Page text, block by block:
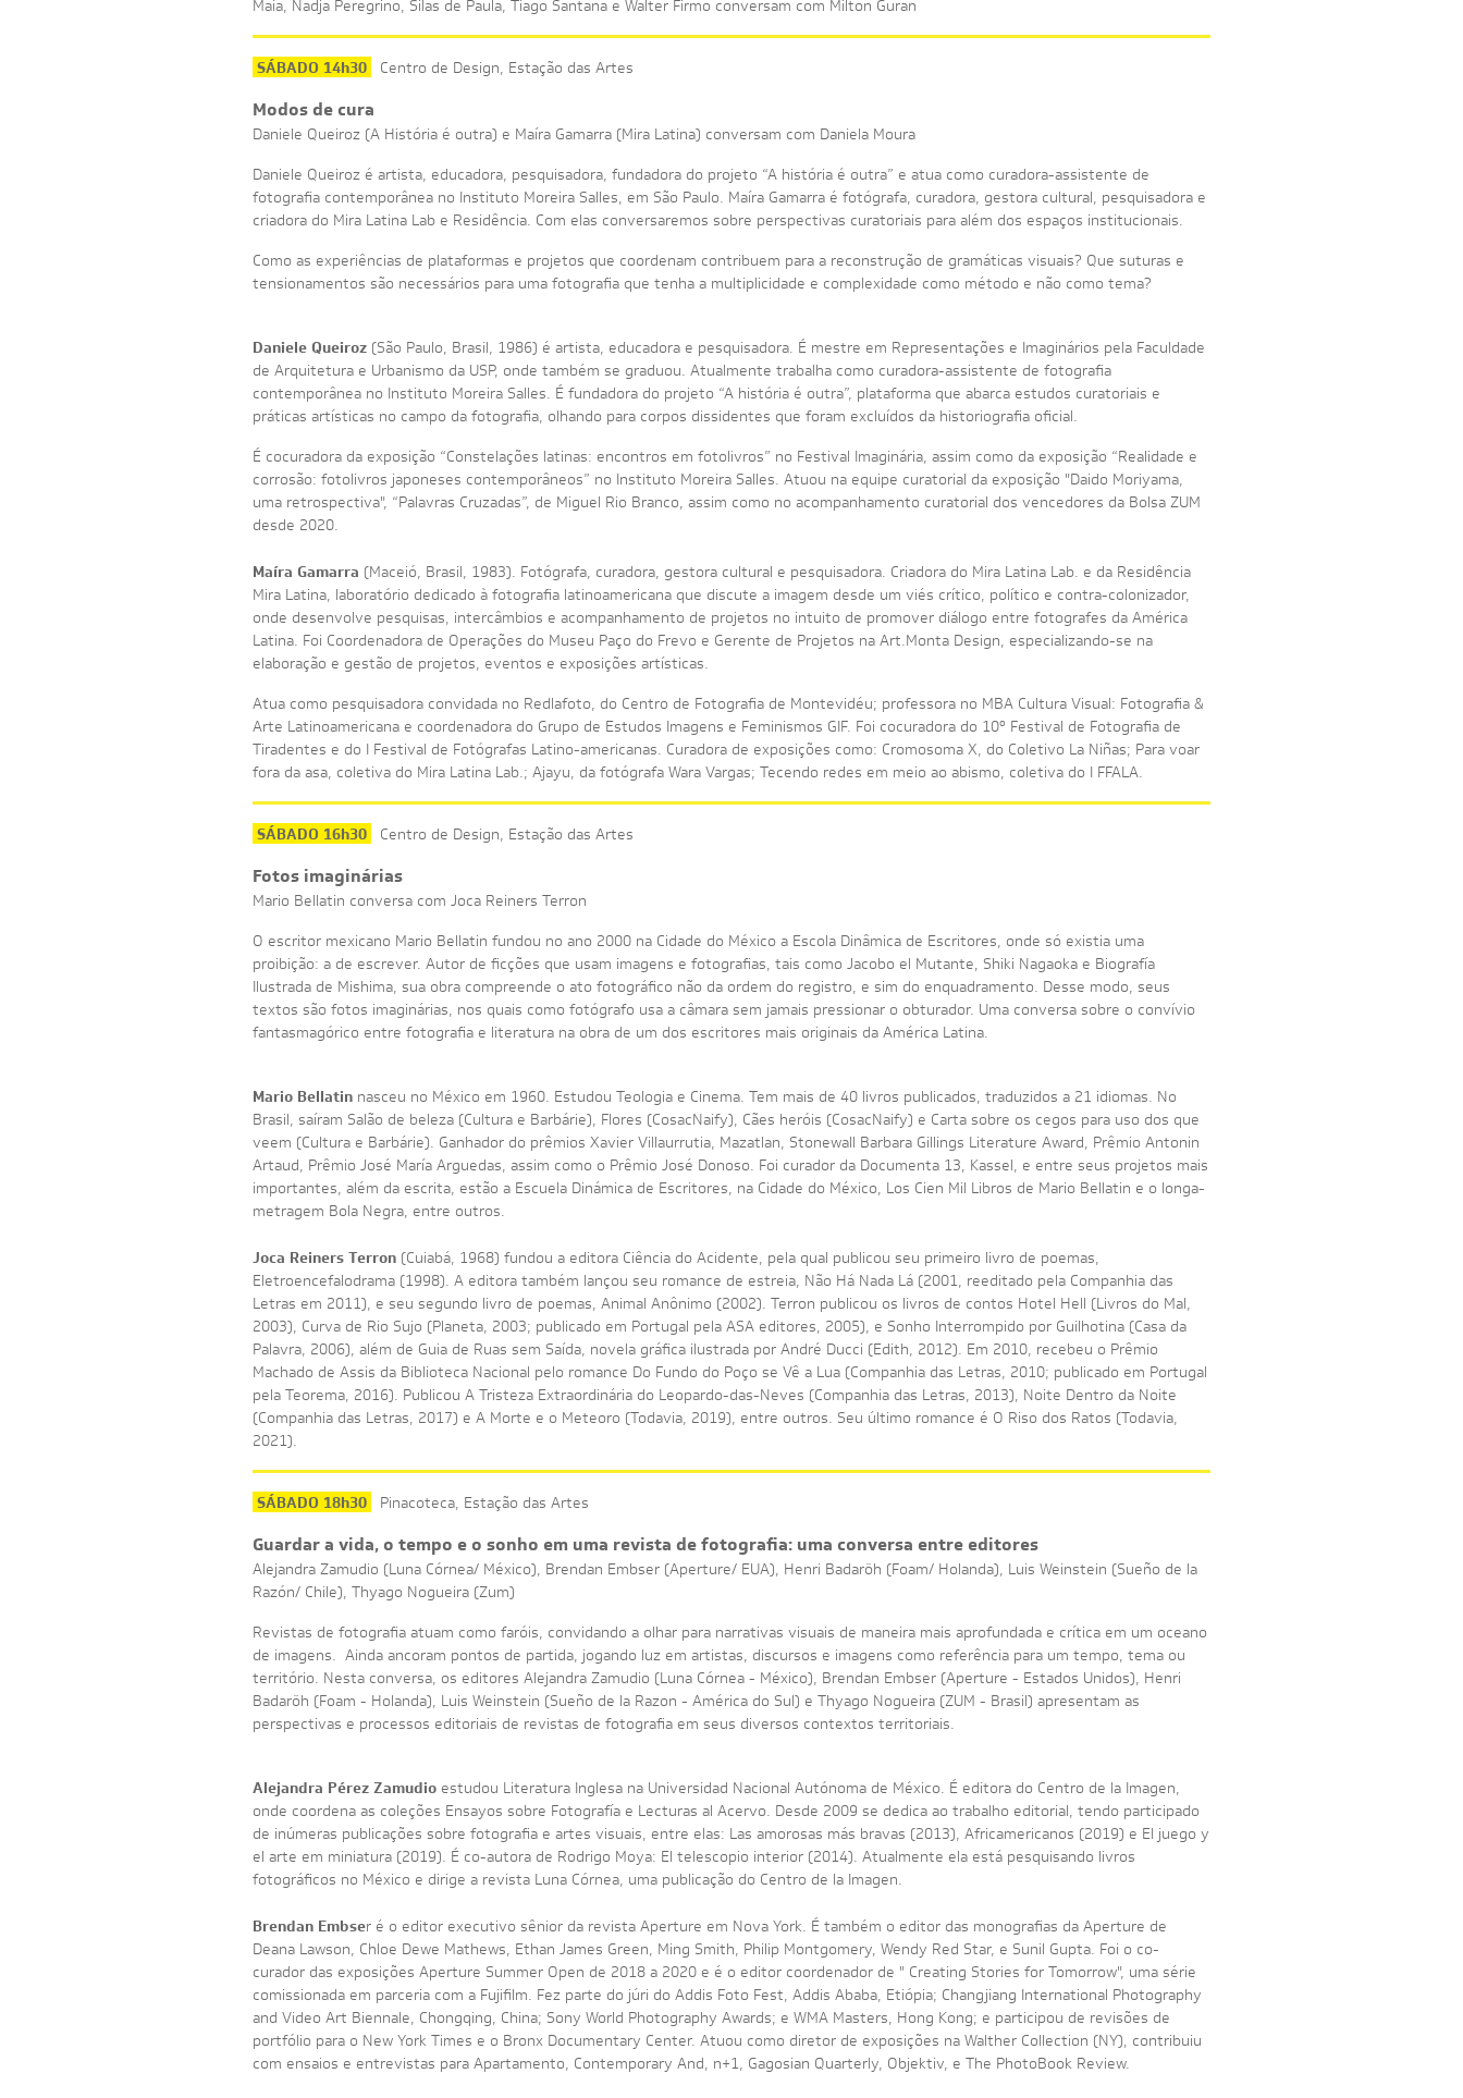
Maia, Nadja Peregrino, Silas de Paula, Tiago Santana e Walter Firmo conversam com Milton Guran
SÁBADO 14h30 Centro de Design, Estação das Artes
Modos de cura
Daniele Queiroz (A História é outra) e Maíra Gamarra (Mira Latina) conversam com Daniela Moura
Daniele Queiroz é artista, educadora, pesquisadora, fundadora do projeto “A história é outra” e atua como curadora-assistente de
fotografia contemporânea no Instituto Moreira Salles, em São Paulo. Maíra Gamarra é fotógrafa, curadora, gestora cultural, pesquisadora e
criadora do Mira Latina Lab e Residência. Com elas conversaremos sobre perspectivas curatoriais para além dos espaços institucionais.
Como as experiências de plataformas e projetos que coordenam contribuem para a reconstrução de gramáticas visuais? Que suturas e
tensionamentos são necessários para uma fotografia que tenha a multiplicidade e complexidade como método e não como tema?
Daniele Queiroz (São Paulo, Brasil, 1986) é artista, educadora e pesquisadora. É mestre em Representações e Imaginários pela Faculdade
de Arquitetura e Urbanismo da USP, onde também se graduou. Atualmente trabalha como curadora-assistente de fotografia
contemporânea no Instituto Moreira Salles. É fundadora do projeto “A história é outra”, plataforma que abarca estudos curatoriais e
práticas artísticas no campo da fotografia, olhando para corpos dissidentes que foram excluídos da historiografia oficial.
É cocuradora da exposição “Constelações latinas: encontros em fotolivros” no Festival Imaginária, assim como da exposição “Realidade e
corrosão: fotolivros japoneses contemporâneos” no Instituto Moreira Salles. Atuou na equipe curatorial da exposição "Daido Moriyama,
uma retrospectiva", “Palavras Cruzadas”, de Miguel Rio Branco, assim como no acompanhamento curatorial dos vencedores da Bolsa ZUM
desde 2020.
Maíra Gamarra (Maceió, Brasil, 1983). Fotógrafa, curadora, gestora cultural e pesquisadora. Criadora do Mira Latina Lab. e da Residência
Mira Latina, laboratório dedicado à fotografia latinoamericana que discute a imagem desde um viés crítico, político e contra-colonizador,
onde desenvolve pesquisas, intercâmbios e acompanhamento de projetos no intuito de promover diálogo entre fotografes da América
Latina. Foi Coordenadora de Operações do Museu Paço do Frevo e Gerente de Projetos na Art.Monta Design, especializando-se na
elaboração e gestão de projetos, eventos e exposições artísticas.
Atua como pesquisadora convidada no Redlafoto, do Centro de Fotografia de Montevidéu; professora no MBA Cultura Visual: Fotografia &
Arte Latinoamericana e coordenadora do Grupo de Estudos Imagens e Feminismos GIF. Foi cocuradora do 10º Festival de Fotografia de
Tiradentes e do I Festival de Fotógrafas Latino-americanas. Curadora de exposições como: Cromosoma X, do Coletivo La Niñas; Para voar
fora da asa, coletiva do Mira Latina Lab.; Ajayu, da fotógrafa Wara Vargas; Tecendo redes em meio ao abismo, coletiva do I FFALA.
SÁBADO 16h30 Centro de Design, Estação das Artes
Fotos imaginárias
Mario Bellatin conversa com Joca Reiners Terron
O escritor mexicano Mario Bellatin fundou no ano 2000 na Cidade do México a Escola Dinâmica de Escritores, onde só existia uma
proibição: a de escrever. Autor de ficções que usam imagens e fotografias, tais como Jacobo el Mutante, Shiki Nagaoka e Biografía
Ilustrada de Mishima, sua obra compreende o ato fotográfico não da ordem do registro, e sim do enquadramento. Desse modo, seus
textos são fotos imaginárias, nos quais como fotógrafo usa a câmara sem jamais pressionar o obturador. Uma conversa sobre o convívio
fantasmagórico entre fotografia e literatura na obra de um dos escritores mais originais da América Latina.
Mario Bellatin nasceu no México em 1960. Estudou Teologia e Cinema. Tem mais de 40 livros publicados, traduzidos a 21 idiomas. No
Brasil, saíram Salão de beleza (Cultura e Barbárie), Flores (CosacNaify), Cães heróis (CosacNaify) e Carta sobre os cegos para uso dos que
veem (Cultura e Barbárie). Ganhador do prêmios Xavier Villaurrutia, Mazatlan, Stonewall Barbara Gillings Literature Award, Prêmio Antonin
Artaud, Prêmio José María Arguedas, assim como o Prêmio José Donoso. Foi curador da Documenta 13, Kassel, e entre seus projetos mais
importantes, além da escrita, estão a Escuela Dinámica de Escritores, na Cidade do México, Los Cien Mil Libros de Mario Bellatin e o longa-
metragem Bola Negra, entre outros.
Joca Reiners Terron (Cuiabá, 1968) fundou a editora Ciência do Acidente, pela qual publicou seu primeiro livro de poemas,
Eletroencefalodrama (1998). A editora também lançou seu romance de estreia, Não Há Nada Lá (2001, reeditado pela Companhia das
Letras em 2011), e seu segundo livro de poemas, Animal Anônimo (2002). Terron publicou os livros de contos Hotel Hell (Livros do Mal,
2003), Curva de Rio Sujo (Planeta, 2003; publicado em Portugal pela ASA editores, 2005), e Sonho Interrompido por Guilhotina (Casa da
Palavra, 2006), além de Guia de Ruas sem Saída, novela gráfica ilustrada por André Ducci (Edith, 2012). Em 2010, recebeu o Prêmio
Machado de Assis da Biblioteca Nacional pelo romance Do Fundo do Poço se Vê a Lua (Companhia das Letras, 2010; publicado em Portugal
pela Teorema, 2016). Publicou A Tristeza Extraordinária do Leopardo-das-Neves (Companhia das Letras, 2013), Noite Dentro da Noite
(Companhia das Letras, 2017) e A Morte e o Meteoro (Todavia, 2019), entre outros. Seu último romance é O Riso dos Ratos (Todavia,
2021).
SÁBADO 18h30 Pinacoteca, Estação das Artes
Guardar a vida, o tempo e o sonho em uma revista de fotografia: uma conversa entre editores
Alejandra Zamudio (Luna Córnea/ México), Brendan Embser (Aperture/ EUA), Henri Badaröh (Foam/ Holanda), Luis Weinstein (Sueño de la
Razón/ Chile), Thyago Nogueira (Zum)
Revistas de fotografia atuam como faróis, convidando a olhar para narrativas visuais de maneira mais aprofundada e crítica em um oceano
de imagens. Ainda ancoram pontos de partida, jogando luz em artistas, discursos e imagens como referência para um tempo, tema ou
território. Nesta conversa, os editores Alejandra Zamudio (Luna Córnea - México), Brendan Embser (Aperture - Estados Unidos), Henri
Badaröh (Foam - Holanda), Luis Weinstein (Sueño de la Razon - América do Sul) e Thyago Nogueira (ZUM - Brasil) apresentam as
perspectivas e processos editoriais de revistas de fotografia em seus diversos contextos territoriais.
Alejandra Pérez Zamudio estudou Literatura Inglesa na Universidad Nacional Autónoma de México. É editora do Centro de la Imagen,
onde coordena as coleções Ensayos sobre Fotografía e Lecturas al Acervo. Desde 2009 se dedica ao trabalho editorial, tendo participado
de inúmeras publicações sobre fotografia e artes visuais, entre elas: Las amorosas más bravas (2013), Africamericanos (2019) e El juego y
el arte em miniatura (2019). É co-autora de Rodrigo Moya: El telescopio interior (2014). Atualmente ela está pesquisando livros
fotográficos no México e dirige a revista Luna Córnea, uma publicação do Centro de la Imagen.
Brendan Embser é o editor executivo sênior da revista Aperture em Nova York. É também o editor das monografias da Aperture de
Deana Lawson, Chloe Dewe Mathews, Ethan James Green, Ming Smith, Philip Montgomery, Wendy Red Star, e Sunil Gupta. Foi o co-
curador das exposições Aperture Summer Open de 2018 a 2020 e é o editor coordenador de " Creating Stories for Tomorrow", uma série
comissionada em parceria com a Fujifilm. Fez parte do júri do Addis Foto Fest, Addis Ababa, Etiópia; Changjiang International Photography
and Video Art Biennale, Chongqing, China; Sony World Photography Awards; e WMA Masters, Hong Kong; e participou de revisões de
portfólio para o New York Times e o Bronx Documentary Center. Atuou como diretor de exposições na Walther Collection (NY), contribuiu
com ensaios e entrevistas para Apartamento, Contemporary And, n+1, Gagosian Quarterly, Objektiv, e The PhotoBook Review.